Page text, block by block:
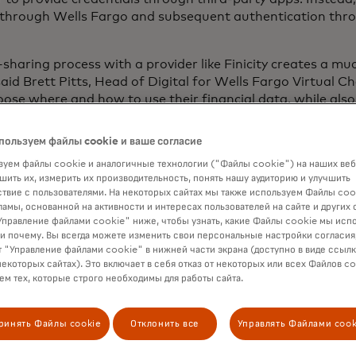
Wells Fargo and subsequent authentication
process with a provider like Finicity creates a
Brett Pitts, Head of Digital for Wells Fargo Virtual
where and how to use their financial data, while
relationships with a variety of service and application
to manage financial processes. This includes
of the most popular personal financial management
the API-based method of data sharing is in place,
customers can directly and securely connect with Wells
tools that use the Finicity financial data API.
Fargo’s data exchange API on Wells Fargo’s
in September of 2016. Wells Fargo Gateway
banking customers to integrate Wells Fargo
digital environments.
файлы cookie и ваше согласие
файлы cookie и аналогичные технологии ("Файлы cookie") на наших
их, измерить их производительность, понять нашу аудиторию и улучшить
с пользователями. На некоторых сайтах мы также используем Файлы
основанной на активности и интересах пользователей на сайте и других
файлами cookie" ниже, чтобы узнать, какие Файлы cookie мы
почему. Вы всегда можете изменить свои персональные настройки
"Управление файлами cookie" в нижней части экрана (доступно в виде
сайтах). Это включает в себя отказ от некоторых или всех Файлов
тех, которые строго необходимы для работы сайта.
Файлы cookie Отклонить все Управлять Файлами